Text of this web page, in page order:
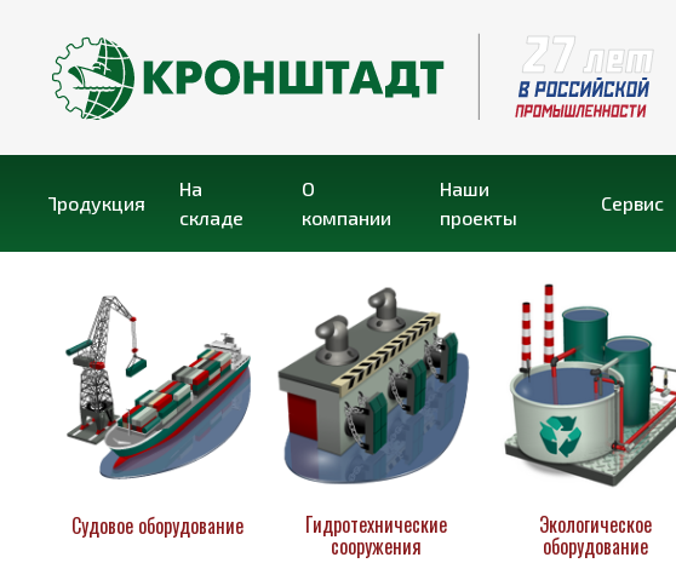
Продукция
На
складе
О
компании
Наши
проекты
Сервис
Судовое оборудование Гидротехнические
сооружения
Экологическое
оборудование